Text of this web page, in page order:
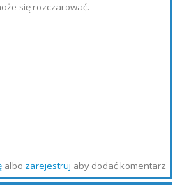
się rozczarować.
albo zarejestruj aby dodać komentarz